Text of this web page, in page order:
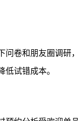
问卷和朋友圈调研
试错成本。